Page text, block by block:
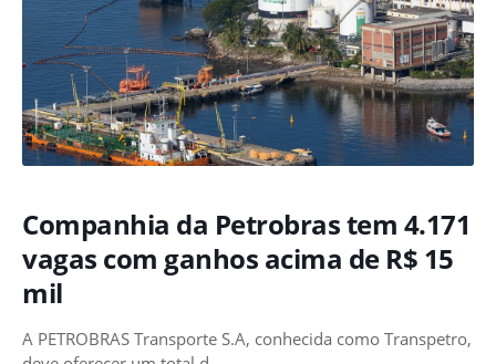
Companhia da Petrobras tem 4.171
vagas com ganhos acima de R$ 15
mil
A PETROBRAS Transporte S.A, conhecida como Transpetro,